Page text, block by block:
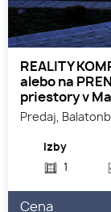
REALITY
alebo na
priestory v
Predaj,
Izby
1
Cena